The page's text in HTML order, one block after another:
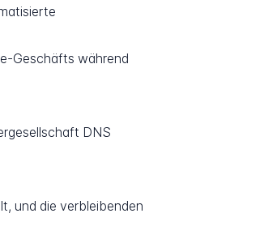
Geschäfts während
DNS
und die verbleibenden